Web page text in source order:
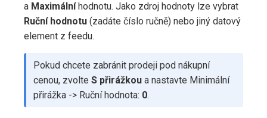
a Maximálníhodnotu. Jako zdroj hodnoty lze vybrat
Ruční hodnotu (zadáte číslo ručně) nebo jiný datový
element z feedu.
Pokud chcete zabránit prodeji pod nákupní
cenou, zvolte S přirážkou a nastavte Minimální
přirážka -> Ruční hodnota: 0.